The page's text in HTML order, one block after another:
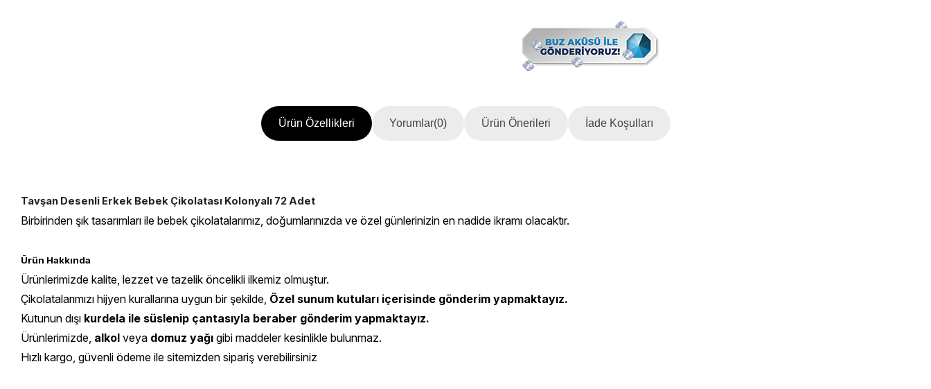
Ürün Özellikleri Yorumlar(0) Ürün Önerileri İade Koşulları
Tavşan Desenli Erkek Bebek Çikolatası Kolonyalı 72 Adet
Birbirinden şık tasarımları ile bebek çikolatalarımız, doğumlarınızda ve özel günlerinizin en nadide ikramı olacaktır.
Ürün Hakkında
Ürünlerimizde kalite, lezzet ve tazelik öncelikli ilkemiz olmuştur.
Çikolatalarımızı hijyen kurallarına uygun bir şekilde, Özel sunum kutuları içerisinde gönderim yapmaktayız.
Kutunun dışı kurdela ile süslenip çantasıyla beraber gönderim yapmaktayız.
Ürünlerimizde, alkol veya domuz yağı gibi maddeler kesinlikle bulunmaz.
Hızlı kargo, güvenli ödeme ile sitemizden sipariş verebilirsiniz